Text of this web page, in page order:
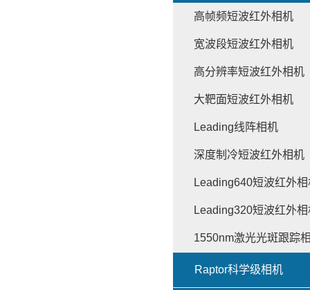
高帧频短波红外相机
宽波段短波红外相机
高分辨率短波红外相机
大靶面短波红外相机
Leading线阵相机
深度制冷短波红外相机
Leading640短波红外相
Leading320短波红外相
1550nm激光光斑跟踪
Raptor科学级相机